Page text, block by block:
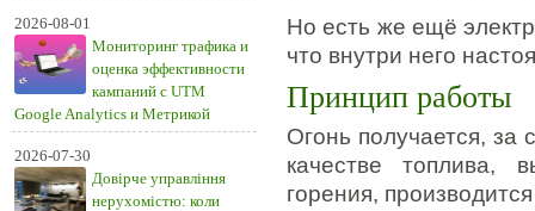
2026-08-01
Мониторинг трафика и
оценка эффективности
кампаний с UTM
Google Analytics и Метрикой
2026-07-30
Довірче управління
нерухомістю: коли
Но есть же ещё
что внутри него
Принцип работы
Огонь получается, за
качестве топлива,
горения,